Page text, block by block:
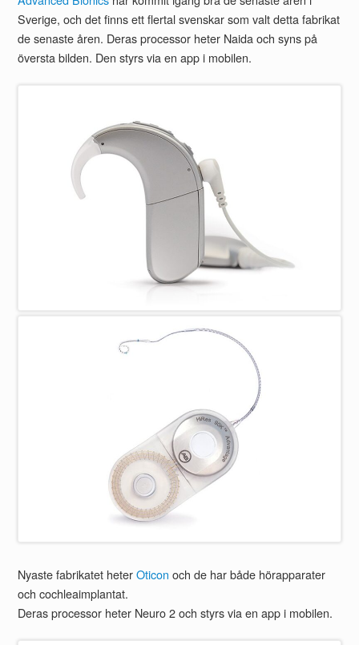
Sverige, och det finns ett flertal svenskar som valt detta fabrikat
de senaste åren. Deras processor heter Naida och syns på
översta bilden. Den styrs via en app i mobilen.
Nyaste fabrikatet heterOticon och de har både hörapparater
och cochleaimplantat.
Deras processor heter Neuro 2 och styrs via en app i mobilen.